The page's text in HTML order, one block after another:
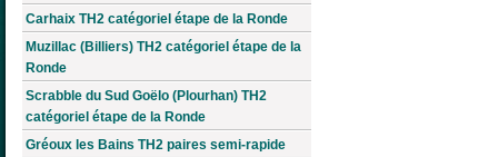
Carhaix TH2 catégoriel étape de la Ronde
Muzillac (Billiers) TH2 catégoriel étape de la
Ronde
Scrabble du Sud Goëlo (Plourhan) TH2
catégoriel étape de la Ronde
Gréoux les Bains TH2 paires semi-rapide